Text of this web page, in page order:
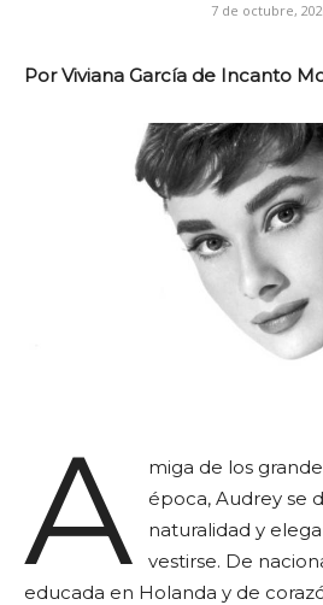
7 de octubre,
Por Viviana García de Incanto
A
miga de los
época, Audrey se
naturalidad y
vestirse. De
educada en Holanda y de